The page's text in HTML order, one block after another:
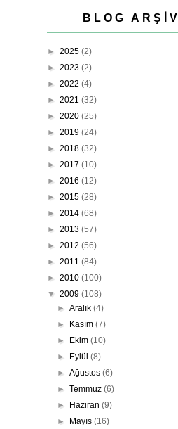
BLOG ARŞIV
► 2025 (2)
► 2023 (2)
► 2022 (4)
► 2021 (32)
► 2020 (25)
► 2019 (24)
► 2018 (32)
► 2017 (10)
► 2016 (12)
► 2015 (28)
► 2014 (68)
► 2013 (57)
► 2012 (56)
► 2011 (84)
► 2010 (100)
▼ 2009 (108)
►Aralık(4)
► Kasım(7)
► Ekim(10)
► Eylül(8)
►Ağustos(6)
►Temmuz(6)
► Haziran(9)
► Mayıs(16)